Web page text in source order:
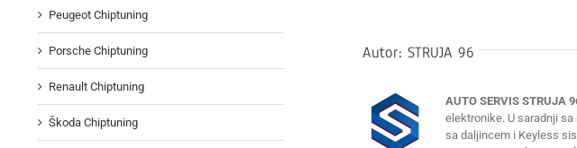
Autor:STRUJA 96
AUTO SERVIS STRUJA
elektronike. U saradnji
sa daljincem i Keyless
Peugeot Chiptuning
Porsche Chiptuning
Renault Chiptuning
Škoda Chiptuning